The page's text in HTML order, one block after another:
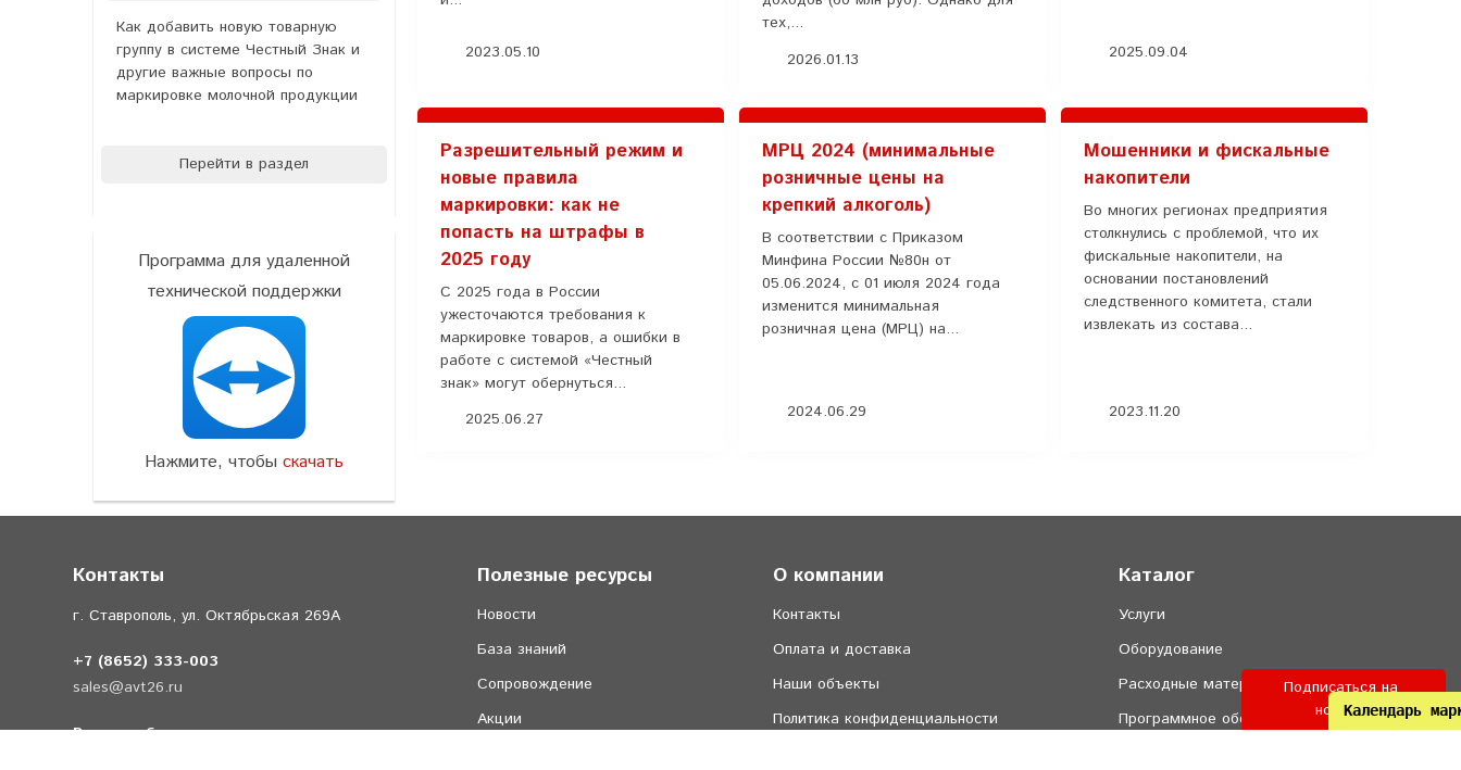
Как добавить новую товарную
группу в системе Честный Знак и
другие важные вопросы по
маркировке молочной продукции
Перейти в раздел
Программа для удаленной
технической поддержки
Нажмите, чтобыскачать
Подписаться на
новостиКалендарь
2023.05.10
тех,...
2026.01.13
2025.09.04
Разрешительный режим и
новые правила
маркировки: как не
попасть на штрафы в
2025 году
С 2025 года в России
ужесточаются требования к
маркировке товаров, а ошибки в
работе с системой «Честный
знак» могут обернуться...
2025.06.27
МРЦ 2024 (минимальные
розничные цены на
крепкий алкоголь)
В соответствии с Приказом
Минфина России №80н от
05.06.2024, с 01 июля 2024 года
изменится минимальная
розничная цена (МРЦ) на...
2024.06.29
Мошенники и фискальные
накопители
Во многих регионах предприятия
столкнулись с проблемой, что их
фискальные накопители, на
основании постановлений
следственного комитета, стали
извлекать из состава...
2023.11.20
Полезные ресурсы
Новости
База знаний
Сопровождение
Акции
О компании
Контакты
Оплата и доставка
Наши объекты
Политика конфиденциальности
Каталог
Услуги
Оборудование
Расходные материалы
Программное обеспечение
Контакты
г. Ставрополь, ул. Октябрьская 269А
+7 (8652) 333-003
sales@avt26.ru
Время работы